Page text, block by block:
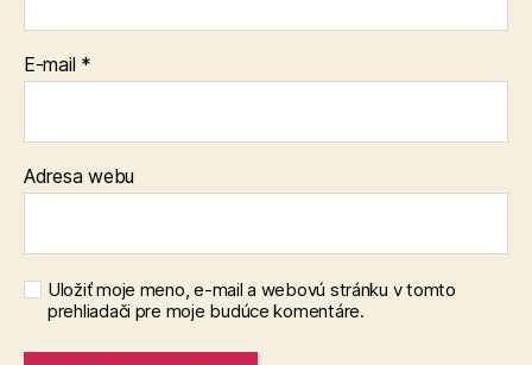
E-mail *
Adresa webu
Uložiť moje meno, e-mail a webovú stránku v tomto
prehliadači pre moje budúce komentáre.